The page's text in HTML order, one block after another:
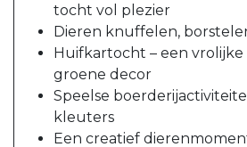
tocht vol plezier
Dieren knuffelen,
Huifkartocht – een
groene decor
Speelse
kleuters
Een creatief